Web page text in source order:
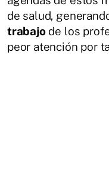
de salud,
trabajode los
peor atención por